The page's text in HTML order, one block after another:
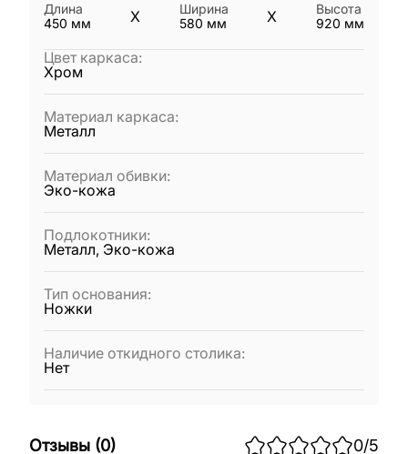
Длина
450 мм X
Ширина
580 мм X
Высота
920 мм
Цвет каркаса:
Хром
Материал каркаса:
Металл
Материал обивки:
Эко-кожа
Подлокотники:
Металл, Эко-кожа
Тип основания:
Ножки
Наличие откидного столика:
Нет
Отзывы (0) 0/5